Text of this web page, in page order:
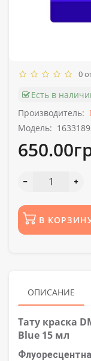
0
Есть в
Производитель:
Модель:
В
ОПИСАНИЕ
Тату краска
Blue 15 мл